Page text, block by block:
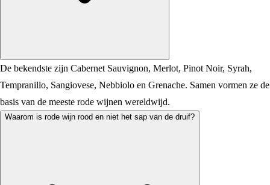
De bekendste zijn Cabernet Sauvignon, Merlot, Pinot Noir, Syrah,
Tempranillo, Sangiovese, Nebbiolo en Grenache. Samen vormen ze de
basis van de meeste rode wijnen wereldwijd.
Waarom is rode wijn rood en niet het sap van de druif?